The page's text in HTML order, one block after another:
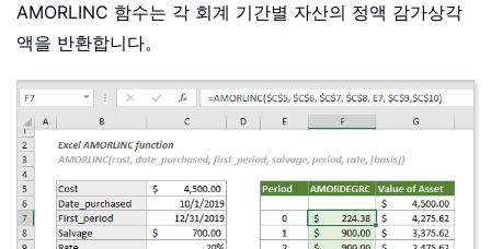
AMORLINC 함수는 각 회계 기간별 자산의 정액 감가상각
액을 반환합니다。